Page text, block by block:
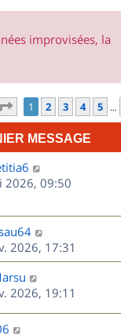
improvisées, la
Page sur16
1 2 3 4 5 …
MESSAGE
2026, 09:50
2026, 17:31
2026, 19:11